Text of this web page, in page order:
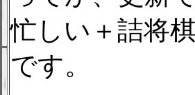
忙しい＋詰将
です。